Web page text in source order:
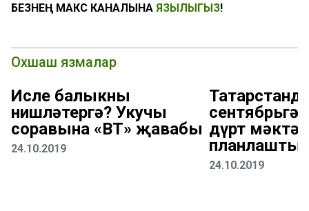
БЕЗНЕҢ МАКС КАНАЛЫНА ЯЗЫЛЫГЫЗ!
Охшаш язмалар
Исле балыкны
нишләтергә? Укучы
соравына «ВТ» җавабы
24.10.2019
сентябрьгә
дүрт
24.10.2019